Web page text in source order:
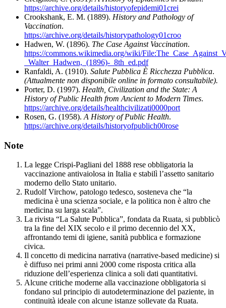
https://archive.org/details/historyofepidemi01crei
Crookshank, E. M. (1889). History and Pathology of
Vaccination.
https://archive.org/details/historypathology01croo
Hadwen, W. (1896). The Case Against Vaccination.
https://commons.wikimedia.org/wiki/
_Walter_Hadwen,_(1896)-_8th_ed.pdf
Ranfaldi, A. (1910). Salute Pubblica È Ricchezza Pubblica.
(Attualmente non disponibile online in formato consultabile).
Porter, D. (1997). Health, Civilization and the State: A
History of Public Health from Ancient to Modern Times.
https://archive.org/details/healthcivilizati0000port
Rosen, G. (1958). A History of Public Health.
https://archive.org/details/historyofpublich00rose
Note
La legge Crispi-Pagliani del 1888 rese obbligatoria la
vaccinazione antivaiolosa in Italia e stabilì l’assetto sanitario
moderno dello Stato unitario.
Rudolf Virchow, patologo tedesco, sosteneva che “la
medicina è una scienza sociale, e la politica non è altro che
medicina su larga scala”.
La rivista “La Salute Pubblica”, fondata da Ruata, si pubblicò
tra la fine del XIX secolo e il primo decennio del XX,
affrontando temi di igiene, sanità pubblica e formazione
civica.
Il concetto di medicina narrativa (narrative-based medicine) si
è diffuso nei primi anni 2000 come risposta critica alla
riduzione dell’esperienza clinica a soli dati quantitativi.
Alcune critiche moderne alla vaccinazione obbligatoria si
fondano sul principio di autodeterminazione del paziente, in
continuità ideale con alcune istanze sollevate da Ruata.